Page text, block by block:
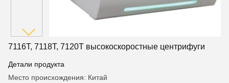
7116T, 7118T, 7120T высокоскоростные центрифуги
Детали продукта
Место происхождения: Китай